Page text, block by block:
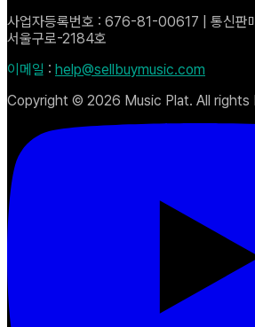
사업자등록번호 : 676-81-00617 | 통신판
서울구로-2184호
이메일 : help@sellbuymusic.com
Copyright © 2026 Music Plat. All rights